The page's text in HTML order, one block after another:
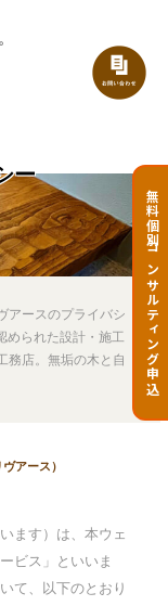
無料個別コンサルティング申込
ー
アースのプライバシ
められた設計・施工
務店。無垢の木と自
アース）
ます）は、本ウェ
ビス」といいま
て、以下のとおり